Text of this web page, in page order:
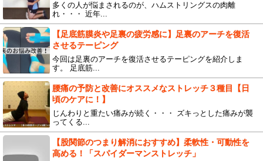
多くの人が悩まされるのが、ハムストリングスの肉離
れ・・・ 近年...
【足底筋膜炎や足裏の疲労感に】足裏のアーチを復活
させるテーピング
今回は足裏のアーチを復活させるテーピングを紹介しま
す。 足底筋...
腰痛の予防と改善にオススメなストレッチ３種目【日
頃のケアに！】
じんわりと重たい痛みが続く・・・ ズキっとした痛みが襲
ってくる...
【股関節のつまり解消におすすめ】柔軟性・可動性を
高める！「スパイダーマンストレッチ」